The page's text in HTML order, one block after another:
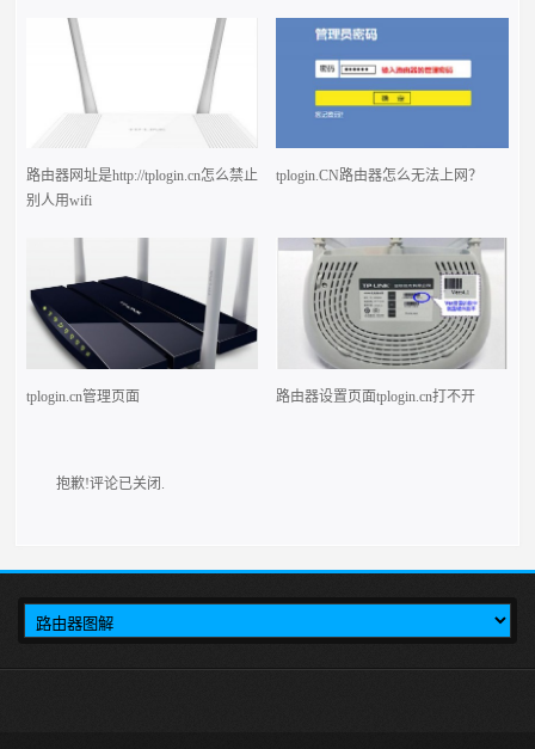
路由器网址是http://tplogin.cn怎么禁止
别人用wifi
tplogin.CN路由器怎么无法上网？
tplogin.cn管理页面 路由器设置页面tplogin.cn打不开
抱歉!评论已关闭.